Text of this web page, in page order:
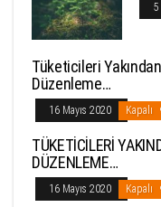
5
Tüketicileri
Düzenleme…
16 Mayıs 2020 Kapalı
TÜKETİCİLERİ
DÜZENLEME…
16 Mayıs 2020 Kapalı